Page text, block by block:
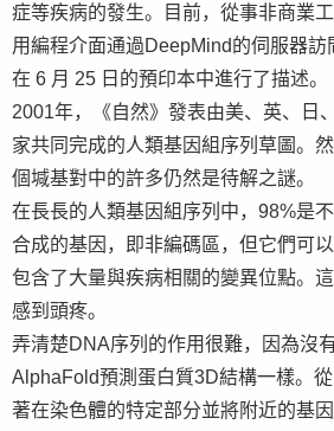
症等疾病的發生。目前，從事非商業
用編程介面通過DeepMind的伺服器訪
在 6 月 25 日的預印本中進行了描述。
2001年，《自然》發表由美、英、日
家共同完成的人類基因組序列草圖。
個堿基對中的許多仍然是待解之謎。
在長長的人類基因組序列中，98%是
合成的基因，即非編碼區，但它們可
包含了大量與疾病相關的變異位點。
感到頭疼。
弄清楚DNA序列的作用很難，因為沒
AlphaFold預測蛋白質3D結構一樣。
著在染色體的特定部分並將附近的基